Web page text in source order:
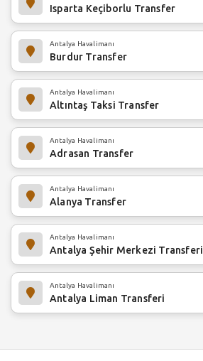
Isparta Keçiborlu Transfer
Antalya Havalimanı
Burdur Transfer
Antalya Havalimanı
Altıntaş Taksi Transfer
Antalya Havalimanı
Adrasan Transfer
Antalya Havalimanı
Alanya Transfer
Antalya Havalimanı
Antalya Şehir Merkezi Transferi
Antalya Havalimanı
Antalya Liman Transferi